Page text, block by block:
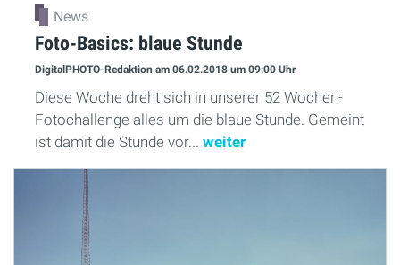
News
Foto-Basics: blaue Stunde
DigitalPHOTO-Redaktion am 06.02.2018 um 09:00 Uhr
Diese Woche dreht sich in unserer 52 Wochen-
Fotochallenge alles um die blaue Stunde. Gemeint
ist damit die Stunde vor... weiter